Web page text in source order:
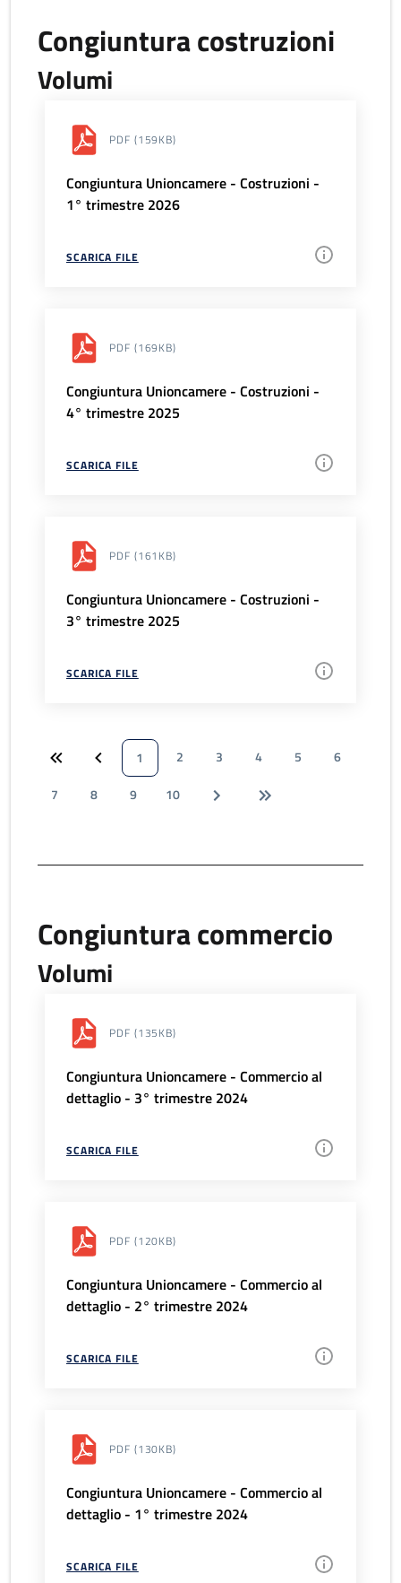
Congiuntura costruzioni
Volumi
PDF (159KB)
Congiuntura Unioncamere - Costruzioni -
1° trimestre 2026
SCARICA FILE
PDF (169KB)
Congiuntura Unioncamere - Costruzioni -
4° trimestre 2025
SCARICA FILE
PDF (161KB)
Congiuntura Unioncamere - Costruzioni -
3° trimestre 2025
SCARICA FILE
1 2 3 4 5
6
7
8 9 10
Congiuntura commercio
Volumi
PDF (135KB)
Congiuntura Unioncamere - Commercio al
dettaglio - 3° trimestre 2024
SCARICA FILE
PDF (120KB)
Congiuntura Unioncamere - Commercio al
dettaglio - 2° trimestre 2024
SCARICA FILE
PDF (130KB)
Congiuntura Unioncamere - Commercio al
dettaglio - 1° trimestre 2024
SCARICA FILE